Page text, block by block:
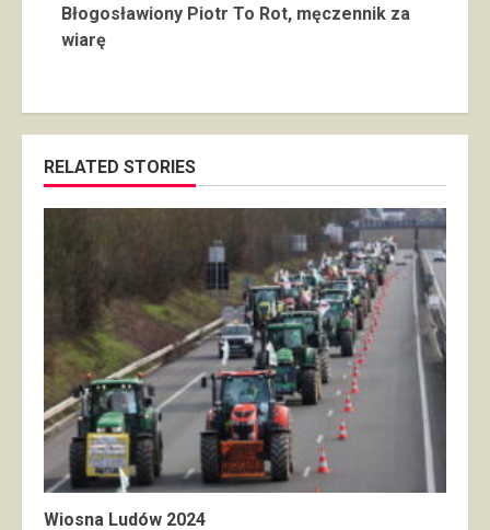
Błogosławiony Piotr To Rot, męczennik za
wiarę
RELATED STORIES
Wiosna Ludów 2024